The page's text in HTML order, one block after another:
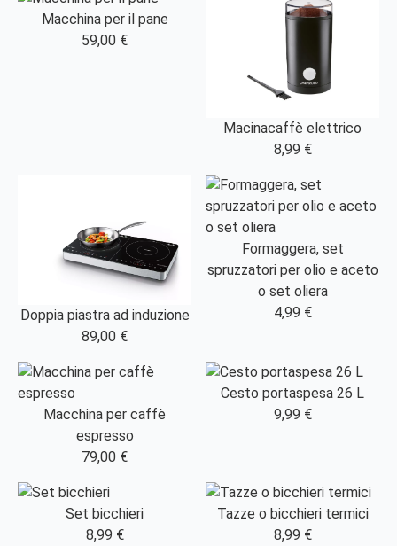
Macchina per il pane
59,00 €
Macinacaffè elettrico
8,99 €
Doppia piastra ad induzione
89,00 €
Formaggera, set
spruzzatori per olio e aceto
o set oliera
4,99 €
Macchina per caffè
espresso
79,00 €
Cesto portaspesa 26 L
9,99 €
Set bicchieri
8,99 €
Tazze o bicchieri termici
8,99 €